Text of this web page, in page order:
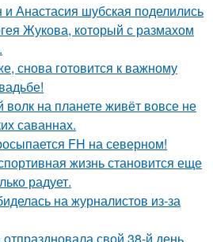
Анастасия шубская поделились
Жукова, который с размахом
снова готовится к важному
на планете живёт вовсе не
саваннах.
FH на северном!
жизнь становится еще
радует.
на журналистов из-за
свой 38-й день